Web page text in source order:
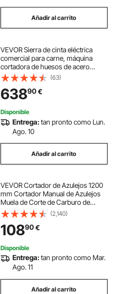
Añadir al carrito
VEVOR Sierra de cinta eléctrica
comercial para carne, máquina
cortadora de huesos de acero
inoxidable de 1800 W para
encimera, Workbeach de 15" x 19,1",
grosor máximo de corte de 7,09
pulgadas, cortadora de carne
congelada con 5 cuchillas para
costillas de cerdo y res
(63)
63890€
Disponible
Entrega:tan pronto como Lun.
Ago. 10
Añadir al carrito
VEVOR Cortador de Azulejos 1200
mm Cortador Manual de Azulejos
Muela de Corte de Carburo de
Tungsteno Posicionamiento por
Infrarrojos Pies Antideslizantes
Doble Carril para Profesionales
Principiantes
(2,140)
10890€
Disponible
Entrega:tan pronto como Mar.
Ago. 11
Añadir al carrito